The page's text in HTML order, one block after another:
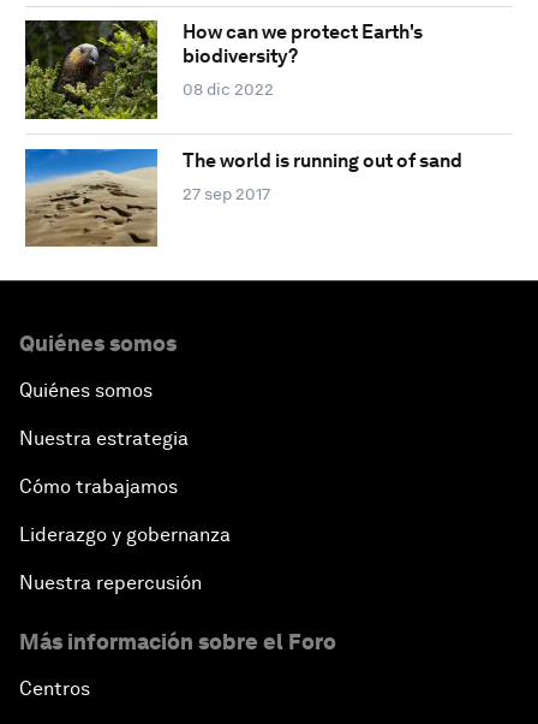
How can we protect Earth's
biodiversity?
08 dic 2022
The world is running out of sand
27 sep 2017
Quiénes somos
Quiénes somos
Nuestra estrategia
Cómo trabajamos
Liderazgo y gobernanza
Nuestra repercusión
Más información sobre el Foro
Centros